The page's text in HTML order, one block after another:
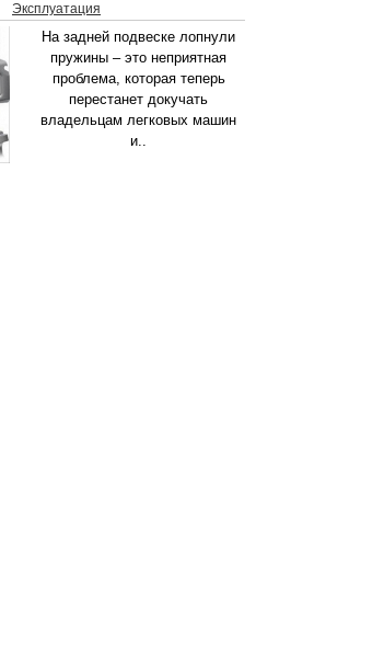
Эксплуатация
На задней подвеске лопнули
пружины – это неприятная
проблема, которая теперь
перестанет докучать
владельцам легковых машин
и..